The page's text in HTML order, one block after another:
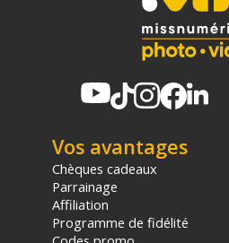
Vos avantages
Chèques cadeaux
Parrainage
Affiliation
Programme de fidélité